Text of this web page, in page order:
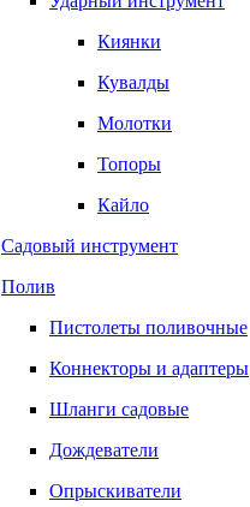
Киянки
Кувалды
Молотки
Топоры
Кайло
Садовый инструмент
Полив
Пистолеты поливочные
Коннекторы и адаптеры
Шланги садовые
Дождеватели
Опрыскиватели